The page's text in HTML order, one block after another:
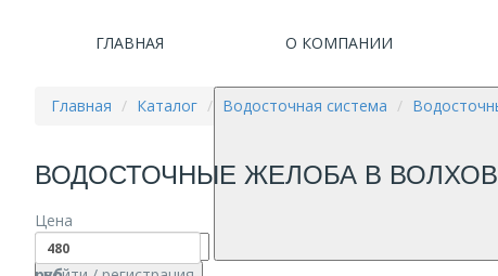
ГЛАВНАЯ О КОМПАНИИ
Главная Каталог Водосточная система
ВОДОСТОЧНЫЕ ЖЕЛОБА В
Цена